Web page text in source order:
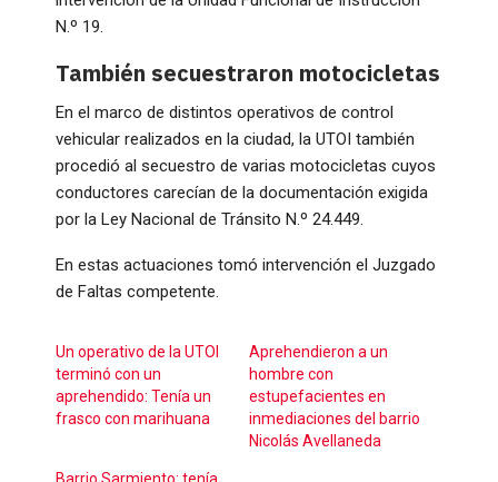
N.º 19.
También secuestraron motocicletas
En el marco de distintos operativos de control
vehicular realizados en la ciudad, la UTOI también
procedió al secuestro de varias motocicletas cuyos
conductores carecían de la documentación exigida
por la Ley Nacional de Tránsito N.º 24.449.
En estas actuaciones tomó intervención el Juzgado
de Faltas competente.
Un operativo de la UTOI
terminó con un
aprehendido: Tenía un
frasco con marihuana
Aprehendieron a un
hombre con
estupefacientes en
inmediaciones del barrio
Nicolás Avellaneda